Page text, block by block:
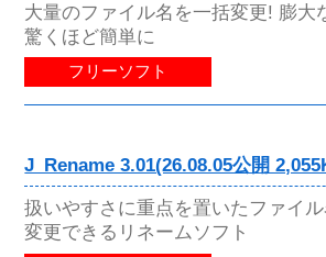
大量のファイル名を一括変更! 膨大
驚くほど簡単に
フリーソフト
J_Rename 3.01(26.08.05公開
扱いやすさに重点を置いたファイ
変更できるリネームソフト